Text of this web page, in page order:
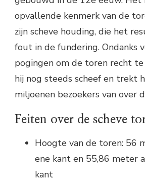
opvallende kenmerk van de
zijn scheve houding, die het
fout in de fundering. Ondanks
pogingen om de toren recht
hij nog steeds scheef en trekt
miljoenen bezoekers van over
Feiten over de scheve
Hoogte van de toren: 56
ene kant en 55,86 meter
kant